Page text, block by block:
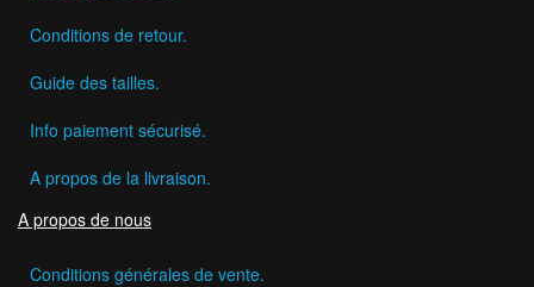
Conditions de retour.
Guide des tailles.
Info paiement sécurisé.
A propos de la livraison.
A propos de nous
Conditions générales de vente.